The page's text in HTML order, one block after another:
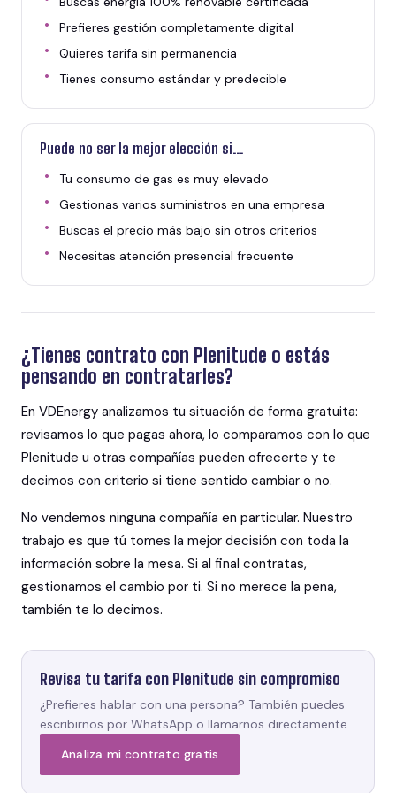
Prefieres gestión completamente digital
Quieres tarifa sin permanencia
Tienes consumo estándar y predecible
Puede no ser la mejor elección si...
Tu consumo de gas es muy elevado
Gestionas varios suministros en una empresa
Buscas el precio más bajo sin otros criterios
Necesitas atención presencial frecuente
¿Tienes contrato con Plenitude o estás
pensando en contratarles?
En VDEnergy analizamos tu situación de forma gratuita:
revisamos lo que pagas ahora, lo comparamos con lo que
Plenitude u otras compañías pueden ofrecerte y te
decimos con criterio si tiene sentido cambiar o no.
No vendemos ninguna compañía en particular. Nuestro
trabajo es que tú tomes la mejor decisión con toda la
información sobre la mesa. Si al final contratas,
gestionamos el cambio por ti. Si no merece la pena,
también te lo decimos.
Revisa tu tarifa con Plenitude sin compromiso
¿Prefieres hablar con una persona? También puedes
escribirnos por WhatsApp o llamarnos directamente.
Analiza mi contrato gratis